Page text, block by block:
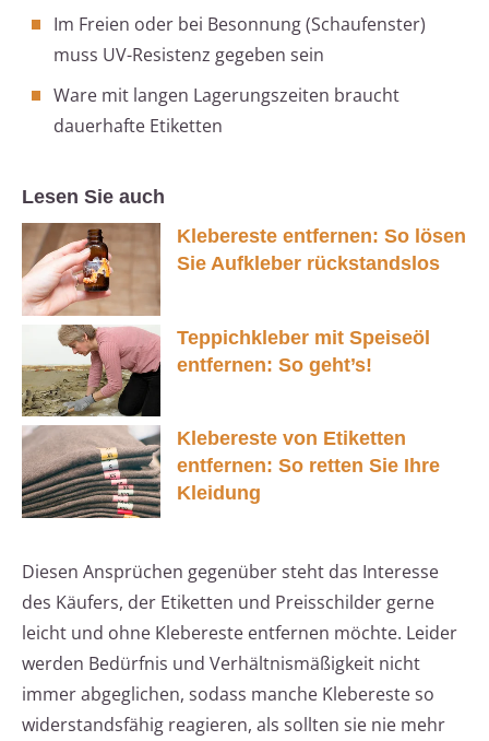
Im Freien oder bei Besonnung (Schaufenster)
muss UV-Resistenz gegeben sein
Ware mit langen Lagerungszeiten braucht
dauerhafte Etiketten
Lesen Sie auch
Klebereste entfernen: So lösen
Sie Aufkleber rückstandslos
Teppichkleber mit Speiseöl
entfernen: So geht’s!
Klebereste von Etiketten
entfernen: So retten Sie Ihre
Kleidung
Diesen Ansprüchen gegenüber steht das Interesse
des Käufers, der Etiketten und Preisschilder gerne
leicht und ohne Klebereste entfernen möchte. Leider
werden Bedürfnis und Verhältnismäßigkeit nicht
immer abgeglichen, sodass manche Klebereste so
widerstandsfähig reagieren, als sollten sie nie mehr